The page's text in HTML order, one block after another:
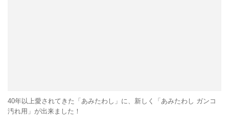
40年以上愛されてきた「あみたわし」に、新しく「あみたわし ガンコ
汚れ用」が出来ました！